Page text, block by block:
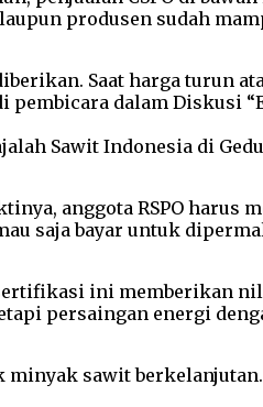
produsen sudah
Saat harga turun
dalam Diskusi
Sawit Indonesia di
anggota RSPO harus
saja bayar untuk
ini memberikan
persaingan energi
sawit berkelanjutan.